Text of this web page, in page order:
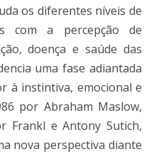
os diferentes níveis de
com a percepção de
doença e saúde das
uma fase adiantada
à instintiva, emocional e
por Abraham Maslow,
Frankl e Antony Sutich,
nova perspectiva diante